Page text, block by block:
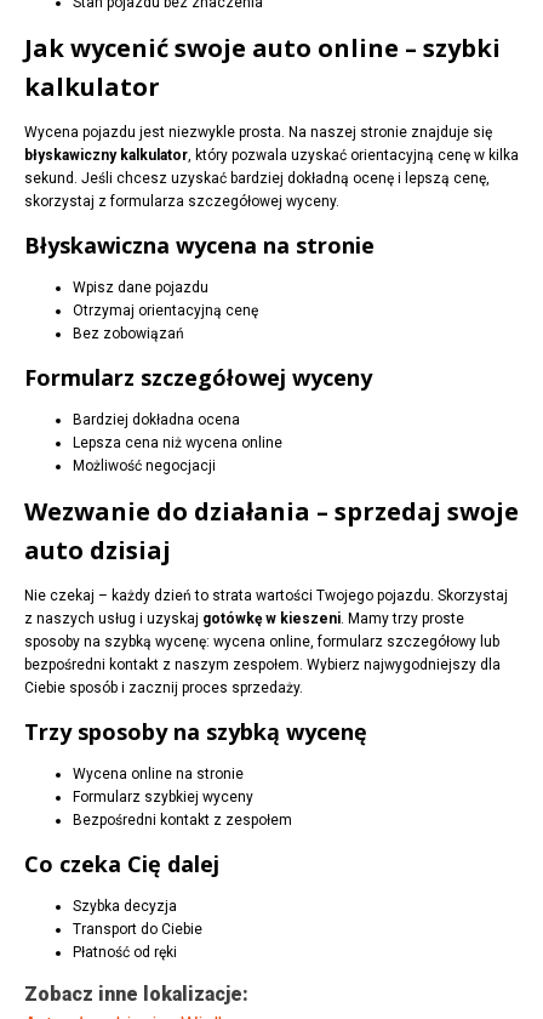
Jak wycenić swoje auto online – szybki
kalkulator
Wycena pojazdu jest niezwykle prosta. Na naszej stronie znajduje się
błyskawiczny kalkulator, który pozwala uzyskać orientacyjną cenę w kilka
sekund. Jeśli chcesz uzyskać bardziej dokładną ocenę i lepszą cenę,
skorzystaj z formularza szczegółowej wyceny.
Błyskawiczna wycena na stronie
Wpisz dane pojazdu
Otrzymaj orientacyjną cenę
Bez zobowiązań
Formularz szczegółowej wyceny
Bardziej dokładna ocena
Lepsza cena niż wycena online
Możliwość negocjacji
Wezwanie do działania – sprzedaj swoje
auto dzisiaj
Nie czekaj – każdy dzień to strata wartości Twojego pojazdu. Skorzystaj
z naszych usług i uzyskaj gotówkę w kieszeni. Mamy trzy proste
sposoby na szybką wycenę: wycena online, formularz szczegółowy lub
bezpośredni kontakt z naszym zespołem. Wybierz najwygodniejszy dla
Ciebie sposób i zacznij proces sprzedaży.
Trzy sposoby na szybką wycenę
Wycena online na stronie
Formularz szybkiej wyceny
Bezpośredni kontakt z zespołem
Co czeka Cię dalej
Szybka decyzja
Transport do Ciebie
Płatność od ręki
Zobacz inne lokalizacje: